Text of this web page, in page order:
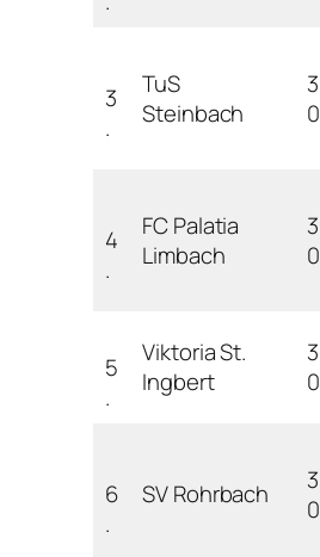
3
.
TuS
Steinbach
3
0
4
.
FC Palatia
Limbach
3
0
5
.
Viktoria St.
Ingbert
3
0
6
.
SV Rohrbach
3
0